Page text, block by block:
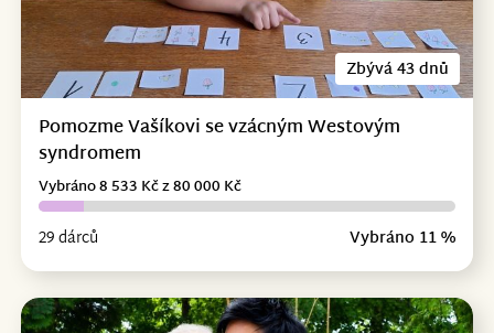
Zbývá 43 dnů
Pomozme Vašíkovi se vzácným Westovým
syndromem
29 dárců Vybráno 11 %
Vybráno 8 533 Kč z 80 000 Kč